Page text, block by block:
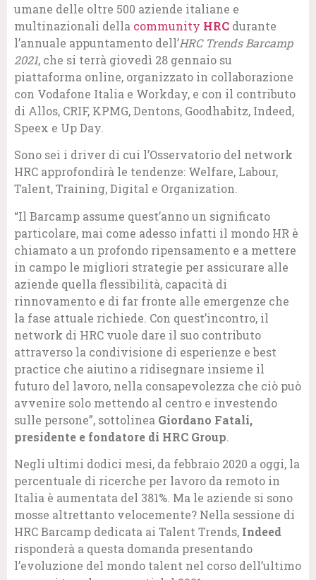
umane delle oltre 500 aziende italiane e
multinazionali della community HRC durante
l’annuale appuntamento dell’HRC Trends Barcamp
2021, che si terrà giovedì 28 gennaio su
piattaforma online, organizzato in collaborazione
con Vodafone Italia e Workday, e con il contributo
di Allos, CRIF, KPMG, Dentons, Goodhabitz, Indeed,
Speex e Up Day.
Sono sei i driver di cui l’Osservatorio del network
HRC approfondirà le tendenze: Welfare, Labour,
Talent, Training, Digital e Organization.
“Il Barcamp assume quest’anno un significato
particolare, mai come adesso infatti il mondo HR è
chiamato a un profondo ripensamento e a mettere
in campo le migliori strategie per assicurare alle
aziende quella flessibilità, capacità di
rinnovamento e di far fronte alle emergenze che
la fase attuale richiede. Con quest’incontro, il
network di HRC vuole dare il suo contributo
attraverso la condivisione di esperienze e best
practice che aiutino a ridisegnare insieme il
futuro del lavoro, nella consapevolezza che ciò può
avvenire solo mettendo al centro e investendo
sulle persone”, sottolinea Giordano Fatali,
presidente e fondatore di HRC Group.
Negli ultimi dodici mesi, da febbraio 2020 a oggi, la
percentuale di ricerche per lavoro da remoto in
Italia è aumentata del 381%. Ma le aziende si sono
mosse altrettanto velocemente? Nella sessione di
HRC Barcamp dedicata ai Talent Trends, Indeed
risponderà a questa domanda presentando
l’evoluzione del mondo talent nel corso dell’ultimo